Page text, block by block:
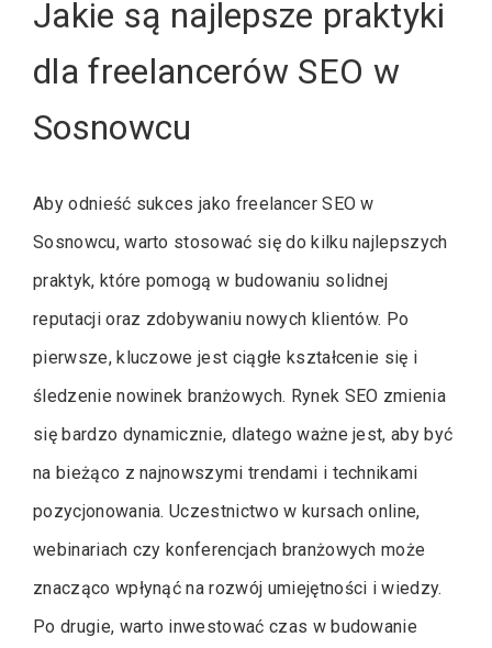
Jakie są najlepsze praktyki
dla freelancerów SEO w
Sosnowcu
Aby odnieść sukces jako freelancer SEO w
Sosnowcu, warto stosować się do kilku najlepszych
praktyk, które pomogą w budowaniu solidnej
reputacji oraz zdobywaniu nowych klientów. Po
pierwsze, kluczowe jest ciągłe kształcenie się i
śledzenie nowinek branżowych. Rynek SEO zmienia
się bardzo dynamicznie, dlatego ważne jest, aby być
na bieżąco z najnowszymi trendami i technikami
pozycjonowania. Uczestnictwo w kursach online,
webinariach czy konferencjach branżowych może
znacząco wpłynąć na rozwój umiejętności i wiedzy.
Po drugie, warto inwestować czas w budowanie